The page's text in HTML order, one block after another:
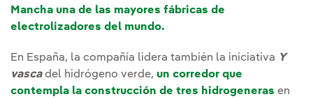
Mancha una de las mayores fábricas de
electrolizadores del mundo.
En España, la compañía lidera también la iniciativa Y
vasca del hidrógeno verde, un corredor que
contempla la construcción de tres hidrogeneras en